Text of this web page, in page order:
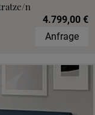
n
4.799,00 €
Anfrage